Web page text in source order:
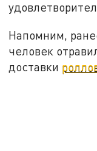
Напомним,
человек
доставки